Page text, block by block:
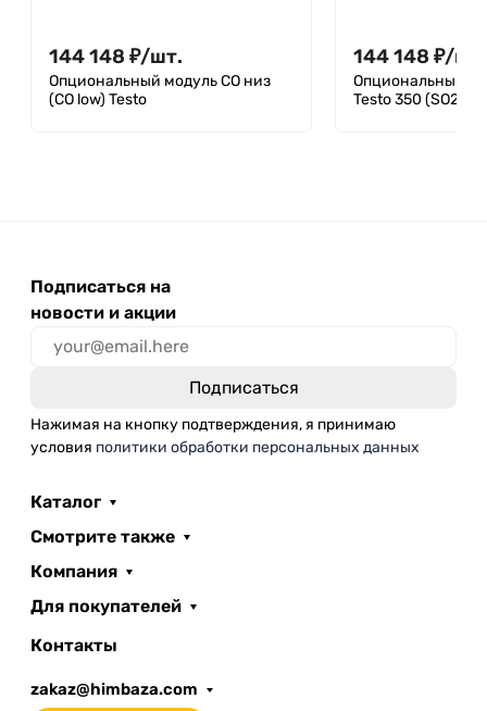
144 148 ₽/шт.
Опциональный модуль CO низ
(CO low) Testo
144 148 ₽/шт.
Опциональный
Testo 350 (SO2)
Подписаться на
новости и акции
Нажимая на кнопку подтверждения, я принимаю
условия политики обработки персональных данных
Каталог
Смотрите также
Компания
Для покупателей
Контакты
zakaz@himbaza.com